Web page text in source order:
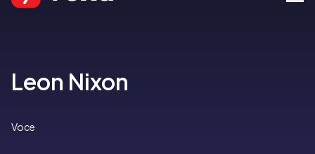
Leon Nixon
Voce